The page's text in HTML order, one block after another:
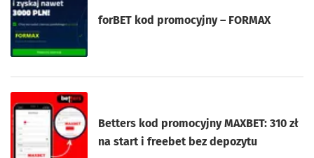
forBET kod promocyjny – FORMAX
Betters kod promocyjny MAXBET: 310 zł
na start i freebet bez depozytu